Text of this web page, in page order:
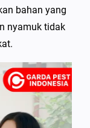
bahan yang
nyamuk tidak